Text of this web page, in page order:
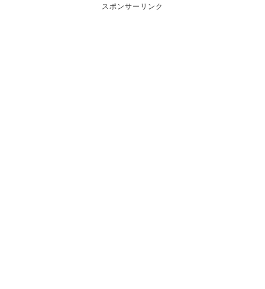
スポンサーリンク